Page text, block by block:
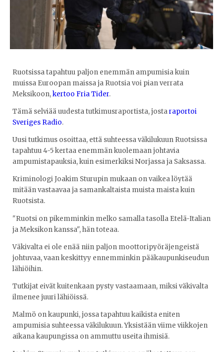
Ruotsissa tapahtuu paljon enemmän ampumisia kuin
muissa Euroopan maissa ja Ruotsia voi pian verrata
Meksikoon,kertoo Fria Tider.
Tämä selviää uudesta tutkimusraportista, jostaraportoi
Sveriges Radio.
Uusi tutkimus osoittaa, että suhteessa väkilukuun Ruotsissa
tapahtuu 4-5 kertaa enemmän kuolemaan johtavia
ampumistapauksia, kuin esimerkiksi Norjassa ja Saksassa.
Kriminologi Joakim Sturupin mukaan on vaikea löytää
mitään vastaavaa ja samankaltaista muista maista kuin
Ruotsista.
"Ruotsi on pikemminkin melko samalla tasolla Etelä-Italian
ja Meksikon kanssa", hän toteaa.
Väkivalta ei ole enää niin paljon moottoripyöräjengeistä
johtuvaa, vaan keskittyy ennemminkin pääkaupunkiseudun
lähiöihin.
Tutkijat eivät kuitenkaan pysty vastaamaan, miksi väkivalta
ilmenee juuri lähiöissä.
Malmö on kaupunki, jossa tapahtuu kaikista eniten
ampumisia suhteessa väkilukuun. Yksistään viime viikkojen
aikana kaupungissa on ammuttu useita ihmisiä.